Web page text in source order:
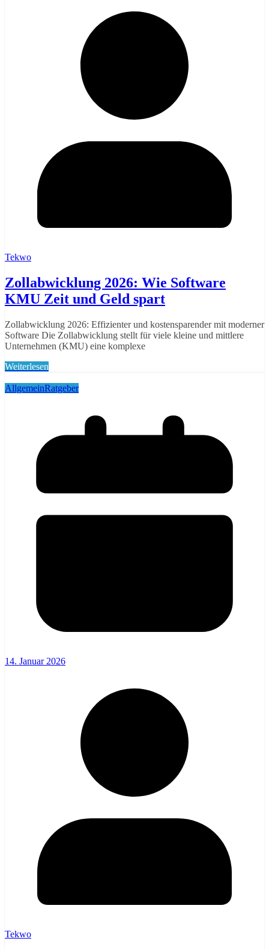
Tekwo
Zollabwicklung 2026: Wie Software
KMU Zeit und Geld spart
Zollabwicklung 2026: Effizienter und kostensparender mit moderner
Software Die Zollabwicklung stellt für viele kleine und mittlere
Unternehmen (KMU) eine komplexe
Weiterlesen
AllgemeinRatgeber
14. Januar 2026
Tekwo